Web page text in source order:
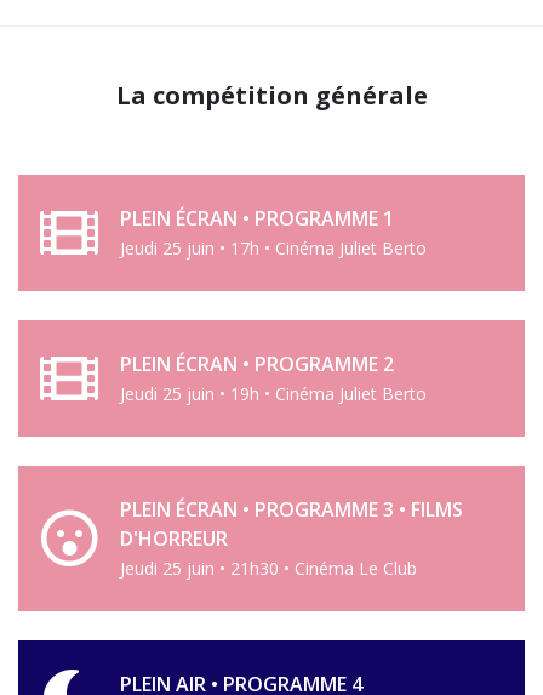
La compétition générale
PLEIN ÉCRAN • PROGRAMME 1
Jeudi 25 juin • 17h • Cinéma Juliet Berto
PLEIN ÉCRAN • PROGRAMME 2
Jeudi 25 juin • 19h • Cinéma Juliet Berto
PLEIN ÉCRAN • PROGRAMME 3 • FILMS
D'HORREUR
Jeudi 25 juin • 21h30 • Cinéma Le Club
PLEIN AIR • PROGRAMME 4